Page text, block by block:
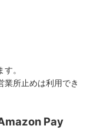
。
業所止めは利用でき
Pay